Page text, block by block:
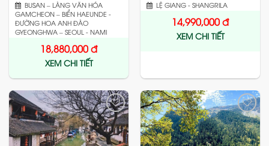
BUSAN – LÀNG VĂN HÓA
GAMCHEON – BIỂN HAEUNDE -
ĐƯỜNG HOA ANH ĐÀO
GYEONGHWA – SEOUL - NAMI
18,880,000đ
XEM CHI TIẾT
LỆ GIANG - SHANGRILA
14,990,000đ
XEM CHI TIẾT
Add
to
wishlist
Add
to
wishlist